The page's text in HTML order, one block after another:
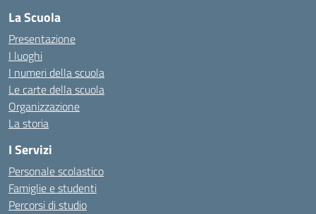
La Scuola
Presentazione
I luoghi
I numeri della scuola
Le carte della scuola
Organizzazione
La storia
I Servizi
Personale scolastico
Famiglie e studenti
Percorsi di studio